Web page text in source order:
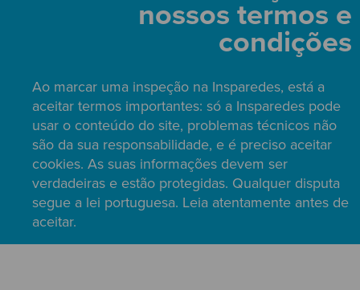
nossos termos e
condições
Ao marcar uma inspeção na Insparedes, está a
aceitar termos importantes: só a Insparedes pode
usar o conteúdo do site, problemas técnicos não
são da sua responsabilidade, e é preciso aceitar
cookies. As suas informações devem ser
verdadeiras e estão protegidas. Qualquer disputa
segue a lei portuguesa. Leia atentamente antes de
aceitar.